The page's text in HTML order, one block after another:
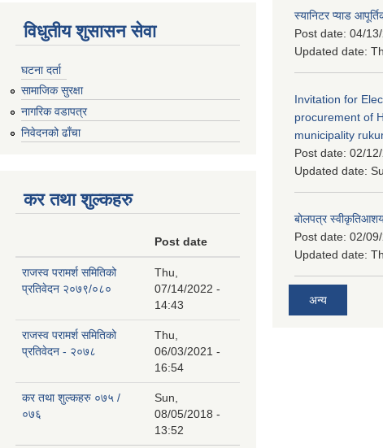
विधुतीय शुसासन सेवा
घटना दर्ता
सामाजिक सुरक्षा
नागरिक वडापत्र
निवेदनको ढाँचा
कर तथा शुल्कहरु
Post date
राजस्व परामर्श समितिको
प्रतिवेदन २०७९/०८०
Thu,
07/14/2022 -
14:43
राजस्व परामर्श समितिको
प्रतिवेदन - २०७८
Thu,
06/03/2021 -
16:54
कर तथा शुल्कहरु ०७५ /
०७६
Sun,
08/05/2018 -
13:52
स्यानिटर प्याड
Post date: 04/
Updated date:
Invitation for
procurement of
municipality
Post date: 02/
Updated date:
बोलपत्र
Post date: 02/
Updated date:
अन्य